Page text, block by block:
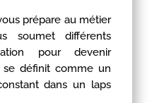
prépare au métier
soumet différents
pour devenir
se définit comme un
dans un laps